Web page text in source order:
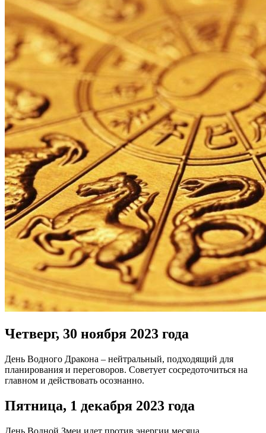
Четверг, 30 ноября 2023 года
День Водного Дракона – нейтральный, подходящий для
планирования и переговоров. Советует сосредоточиться на
главном и действовать осознанно.
Пятница, 1 декабря 2023 года
День Водной Змеи идет против энергии месяца,